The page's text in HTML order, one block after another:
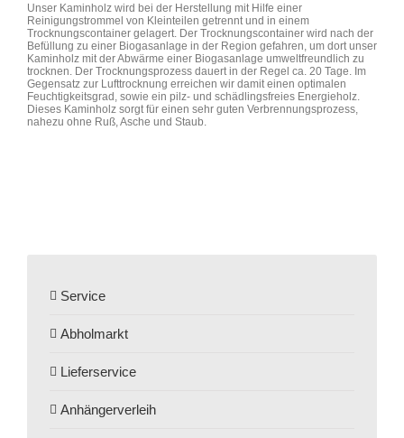
Unser Kaminholz wird bei der Herstellung mit Hilfe einer
Reinigungstrommel von Kleinteilen getrennt und in einem
Trocknungscontainer gelagert. Der Trocknungscontainer wird nach der
Befüllung zu einer Biogasanlage in der Region gefahren, um dort unser
Kaminholz mit der Abwärme einer Biogasanlage umweltfreundlich zu
trocknen. Der Trocknungsprozess dauert in der Regel ca. 20 Tage. Im
Gegensatz zur Lufttrocknung erreichen wir damit einen optimalen
Feuchtigkeitsgrad, sowie ein pilz- und schädlingsfreies Energieholz.
Dieses Kaminholz sorgt für einen sehr guten Verbrennungsprozess,
nahezu ohne Ruß, Asche und Staub.
Service
Abholmarkt
Lieferservice
Anhängerverleih